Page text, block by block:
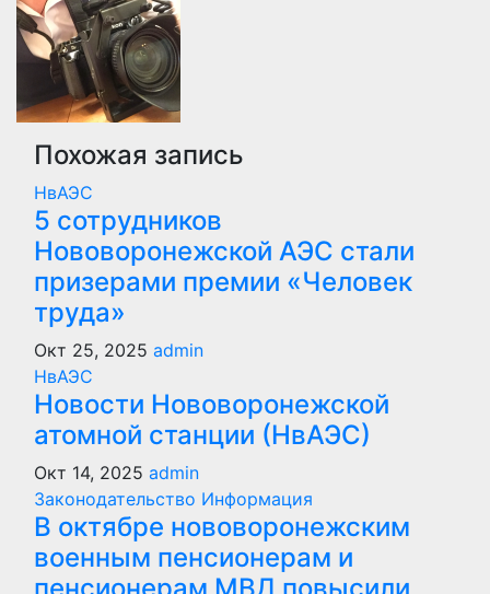
Похожая запись
НвАЭС
5 сотрудников
Нововоронежской АЭС стали
призерами премии «Человек
труда»
Окт 25, 2025 admin
НвАЭС
Новости Нововоронежской
атомной станции (НвАЭС)
Окт 14, 2025 admin
Законодательство Информация
В октябре нововоронежским
военным пенсионерам и
пенсионерам МВД повысили